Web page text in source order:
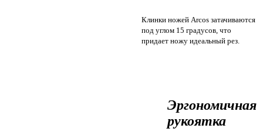
Клинки ножей Arcos затачиваются
под углом 15 градусов, что
придает ножу идеальный рез.
Эргономичная
рукоятка